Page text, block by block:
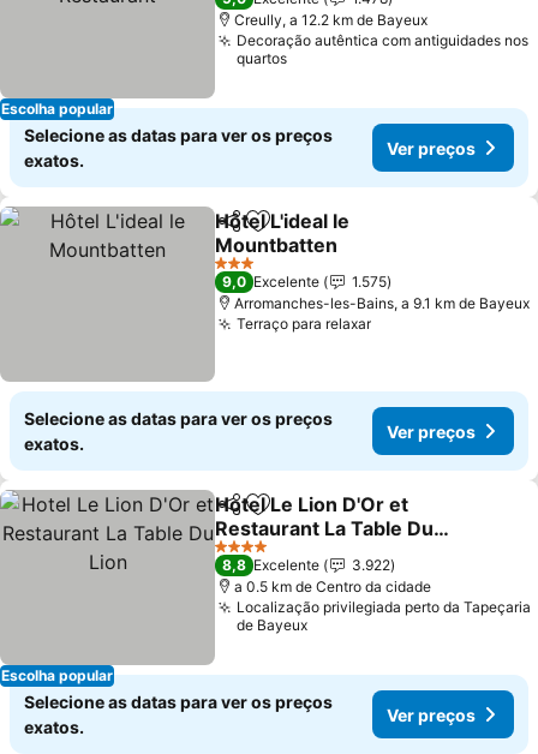
Escolha popular
Creully, a 12.2 km de Bayeux
Decoração autêntica com antiguidades nos
quartos
Selecione as datas para ver os preços
exatos.
Ver preços
PartilharAdicionar aos favoritos
Hôtel L'ideal le
Mountbatten
Ver preços
3 Estrelas
9,0 Excelente
1.575
Arromanches-les-Bains, a 9.1 km de Bayeux
Terraço para relaxarVer preços
Selecione as datas para ver os preços
exatos.
Ver preços
Escolha popular
PartilharAdicionar aos favoritos
Hotel Le Lion D'Or et
Restaurant La Table Du
Lion
Ver preços
4 Estrelas
8,8 Excelente
3.922
a 0.5 km de Centro da cidade
Localização privilegiada perto da Tapeçaria
de Bayeux
Selecione as datas para ver os preços
exatos.
Ver preços